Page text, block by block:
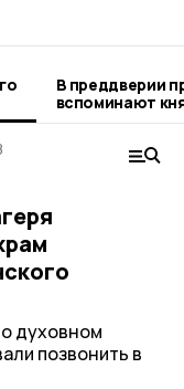
В преддверии
вспоминают
о духовном
позвонить в